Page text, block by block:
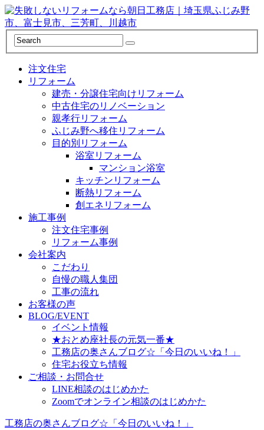
注文住宅
リフォーム
建売・分譲住宅向けリフォーム
中古住宅のリノベーション
親孝行リフォーム
ふじみ野へ移住リフォーム
目的別リフォーム
浴室リフォーム
マンション浴室
キッチンリフォーム
断熱リフォーム
創エネリフォーム
施工事例
注文住宅事例
リフォーム事例
会社案内
こだわり
自慢の職人集団
工事の流れ
お客様の声
BLOG/EVENT
イベント情報
★おとめ座社長の元気一番★
工務店の奥さんブログ☆「今日のいいね！」
住宅お役立ち情報
ご相談・お問合せ
LINE相談のはじめかた
Zoomでオンライン相談のはじめかた
工務店の奥さんブログ☆「今日のいいね！」